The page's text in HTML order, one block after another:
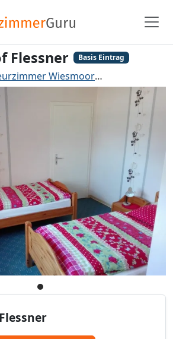
Flessner Basis Eintrag
Wiesmoor